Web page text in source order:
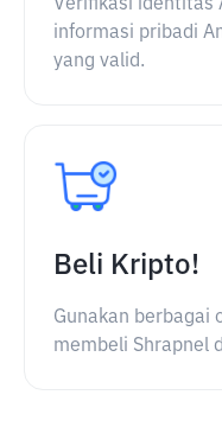
Verifikasi identitas
informasi pribadi
yang valid.
Beli Kripto!
Gunakan berbagai
membeli Shrapnel